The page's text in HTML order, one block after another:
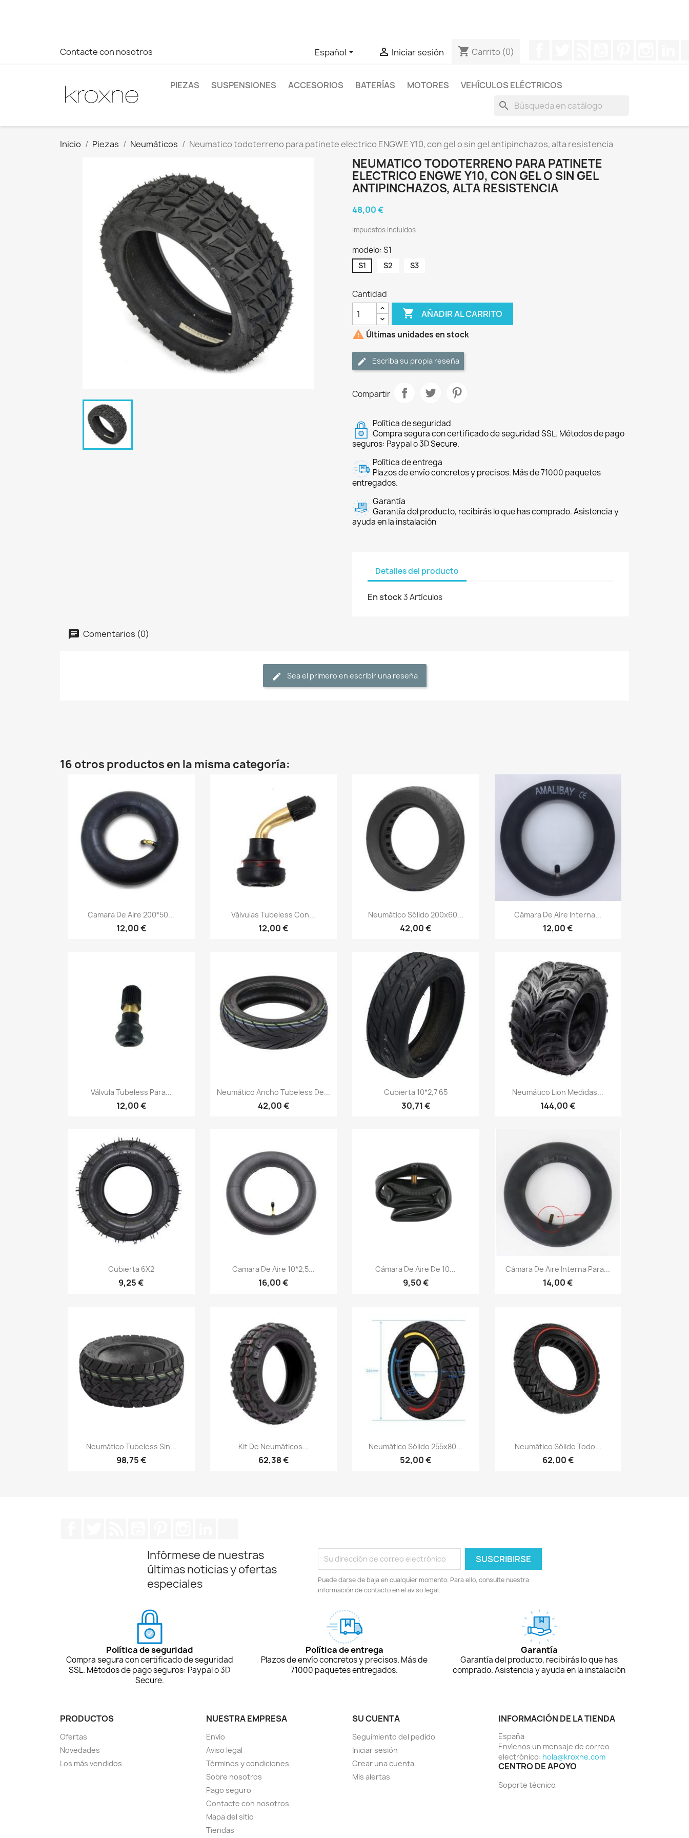
Contacte con nosotros Español  Iniciar sesión shopping_cart Carrito (0)
PIEZAS SUSPENSIONES ACCESORIOS BATERÍAS MOTORES VEHÍCULOS ELÉCTRICOS
search
Inicio Piezas Neumáticos Neumatico todoterreno para patinete electrico ENGWE Y10, con gel o sin gel antipinchazos, alta resistencia
NEUMATICO TODOTERRENO PARA PATINETE
ELECTRICO ENGWE Y10, CON GEL O SIN GEL
ANTIPINCHAZOS, ALTA RESISTENCIA
48,00 €
Impuestos incluidos
modelo: S1
S1 S2 S3
Cantidad
 AÑADIR AL CARRITO
 Últimas unidades en stock
Escriba su propia reseña
Compartir
Política de seguridad
Compra segura con certificado de seguridad SSL. Métodos de pago
seguros: Paypal o 3D Secure.
Política de entrega
Plazos de envío concretos y precisos. Más de 71000 paquetes
entregados.
Garantía
Garantía del producto, recibirás lo que has comprado. Asistencia y
ayuda en la instalación
Detalles del producto
En stock3 Artículos
Comentarios (0)
Sea el primero en escribir una reseña
16 otros productos en la misma categoría:
Vista rápida
Camara De Aire 200*50...
12,00 €
Vista rápida
Válvulas Tubeless Con...
12,00 €
Vista rápida
Neumático Sólido 200x60...
42,00 €
Vista rápida
Cámara De Aire Interna...
12,00 €
Vista rápida
Válvula Tubeless Para...
12,00 €
 Vista rápida
Neumático Ancho Tubeless De...
42,00 €
Vista rápida
Cubierta 10*2,7 65
30,71 €
Vista rápida
Neumático Lion Medidas...
144,00 €
Vista rápida
Cubierta 6X2
9,25 €
Vista rápida
Camara De Aire 10*2,5...
16,00 €
Vista rápida
Cámara De Aire De 10...
9,50 €
Vista rápida
Cámara De Aire Interna Para...
14,00 €
Vista rápida
Neumático Tubeless Sin...
98,75 €
Vista rápida
Kit De Neumáticos...
62,38 €
Vista rápida
Neumático Sólido 255x80...
52,00 €
Vista rápida
Neumático Sólido Todo...
62,00 €
Infórmese de nuestras
últimas noticias y ofertas
especiales
Puede darse de baja en cualquier momento. Para ello, consulte nuestra
información de contacto en el aviso legal.
Política de seguridad
Compra segura con certificado de seguridad
SSL. Métodos de pago seguros: Paypal o 3D
Secure.
Política de entrega
Plazos de envío concretos y precisos. Más de
71000 paquetes entregados.
Garantía
Garantía del producto, recibirás lo que has
comprado. Asistencia y ayuda en la instalación
PRODUCTOS
Ofertas
Novedades
Los más vendidos
NUESTRA EMPRESA
Envío
Aviso legal
Términos y condiciones
Sobre nosotros
Pago seguro
Contacte con nosotros
Mapa del sitio
Tiendas
SU CUENTA
Seguimiento del pedido
Iniciar sesión
Crear una cuenta
Mis alertas
INFORMACIÓN DE LA TIENDA
España
Envíenos un mensaje de correo
electrónico: hola@kroxne.com
CENTRO DE APOYO
Soporte técnico